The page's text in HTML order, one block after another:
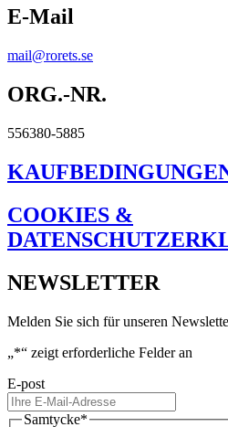
E-Mail
mail@rorets.se
ORG.-NR.
556380-5885
COOKIES &
NEWSLETTER
Melden Sie sich für unseren
„*“ zeigt erforderliche Felder an
E-post
Samtycke*